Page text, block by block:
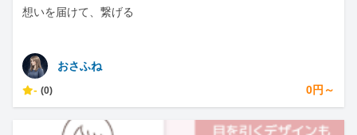
想いを届けて、繋げる
おさふね
- (0) 0円～